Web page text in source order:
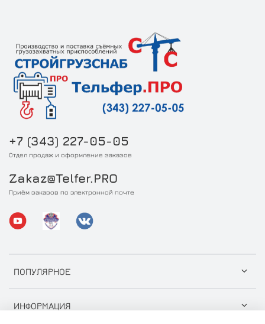
ПОПУЛЯРНОЕ
ИНФОРМАЦИЯ
+7 (343) 227-05-05
Отдел продаж и оформление заказов
Zakaz@Telfer.PRO
Приём заказов по электронной почте